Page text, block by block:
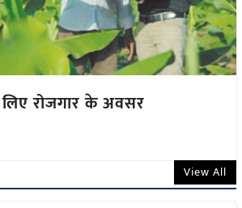
रोजगार के अवसर
View All